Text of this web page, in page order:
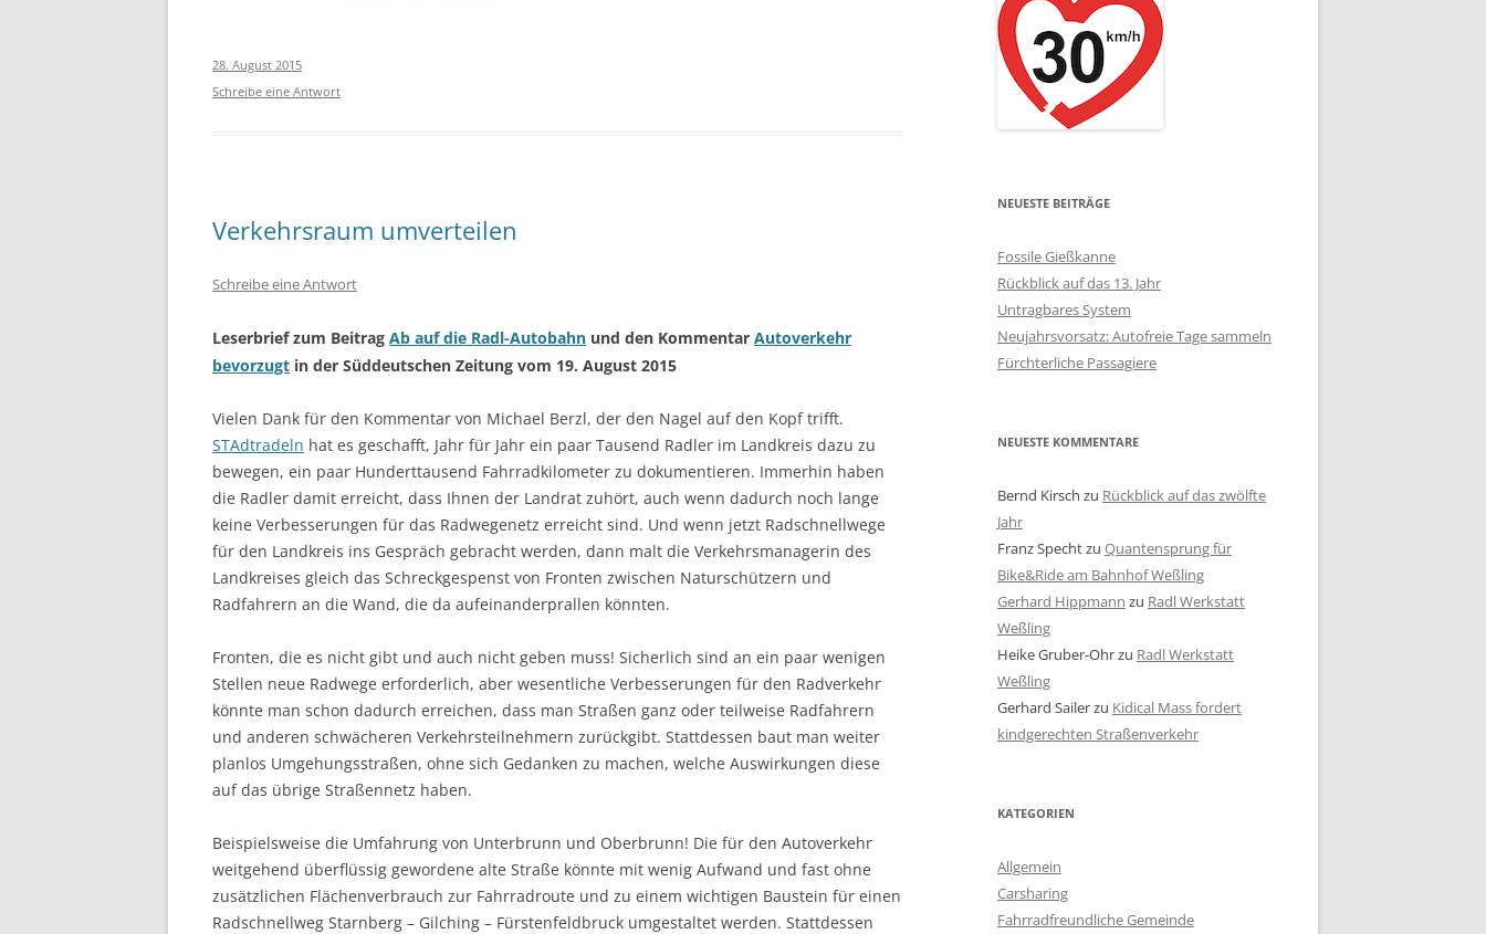
DEMO 2017
28. August 2015
Schreibe eine Antwort
Verkehrsraum umverteilen
Schreibe eine Antwort
Leserbrief zum Beitrag Ab auf die Radl-Autobahn und den Kommentar Autoverkehr
bevorzugt in der Süddeutschen Zeitung vom 19. August 2015
Vielen Dank für den Kommentar von Michael Berzl, der den Nagel auf den Kopf trifft.
STAdtradeln hat es geschafft, Jahr für Jahr ein paar Tausend Radler im Landkreis dazu zu
bewegen, ein paar Hunderttausend Fahrradkilometer zu dokumentieren. Immerhin haben
die Radler damit erreicht, dass Ihnen der Landrat zuhört, auch wenn dadurch noch lange
keine Verbesserungen für das Radwegenetz erreicht sind. Und wenn jetzt Radschnellwege
für den Landkreis ins Gespräch gebracht werden, dann malt die Verkehrsmanagerin des
Landkreises gleich das Schreckgespenst von Fronten zwischen Naturschützern und
Radfahrern an die Wand, die da aufeinanderprallen könnten.
Fronten, die es nicht gibt und auch nicht geben muss! Sicherlich sind an ein paar wenigen
Stellen neue Radwege erforderlich, aber wesentliche Verbesserungen für den Radverkehr
könnte man schon dadurch erreichen, dass man Straßen ganz oder teilweise Radfahrern
und anderen schwächeren Verkehrsteilnehmern zurückgibt. Stattdessen baut man weiter
planlos Umgehungsstraßen, ohne sich Gedanken zu machen, welche Auswirkungen diese
auf das übrige Straßennetz haben.
Beispielsweise die Umfahrung von Unterbrunn und Oberbrunn! Die für den Autoverkehr
weitgehend überflüssig gewordene alte Straße könnte mit wenig Aufwand und fast ohne
zusätzlichen Flächenverbrauch zur Fahrradroute und zu einem wichtigen Baustein für einen
Radschnellweg Starnberg – Gilching – Fürstenfeldbruck umgestaltet werden. Stattdessen
NEUESTE BEITRÄGE
Fossile Gießkanne
Rückblick auf das 13. Jahr
Untragbares System
Neujahrsvorsatz: Autofreie Tage sammeln
Fürchterliche Passagiere
NEUESTE KOMMENTARE
Bernd Kirsch zu Rückblick auf das zwölfte
Jahr
Franz Spechtzu Quantensprung für
Bike&Ride am Bahnhof Weßling
Gerhard Hippmann zu Radl Werkstatt
Weßling
Heike Gruber-Ohrzu Radl Werkstatt
Weßling
Gerhard Sailerzu Kidical Mass fordert
kindgerechten Straßenverkehr
KATEGORIEN
Allgemein
Carsharing
Fahrradfreundliche Gemeinde